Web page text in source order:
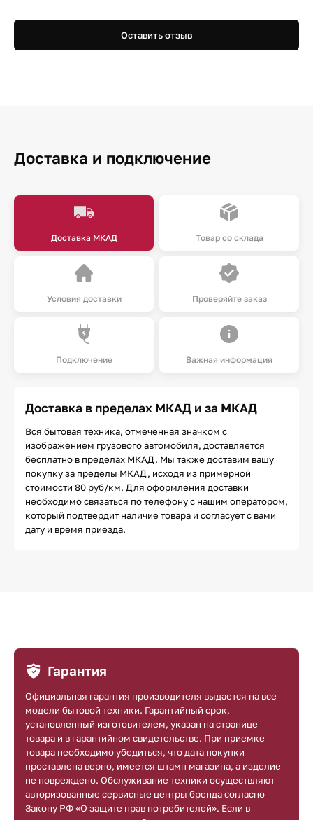
Оставить отзыв
Доставка и подключение
Доставка МКАД Товар со склада
Условия доставки Проверяйте заказ
Подключение Важная информация
Доставка в пределах МКАД и за МКАД
Вся бытовая техника, отмеченная значком с
изображением грузового автомобиля, доставляется
бесплатно в пределах МКАД. Мы также доставим вашу
покупку за пределы МКАД, исходя из примерной
стоимости 80 руб/км. Для оформления доставки
необходимо связаться по телефону с нашим оператором,
который подтвердит наличие товара и согласует с вами
дату и время приезда.
Гарантия
Официальная гарантия производителя выдается на все
модели бытовой техники. Гарантийный срок,
установленный изготовителем, указан на странице
товара и в гарантийном свидетельстве. При приемке
товара необходимо убедиться, что дата покупки
проставлена верно, имеется штамп магазина, а изделие
не повреждено. Обслуживание техники осуществляют
авторизованные сервисные центры бренда согласно
Закону РФ «О защите прав потребителей». Если в